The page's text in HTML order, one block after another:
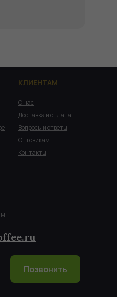
КЛИЕНТАМ
О нас
Доставка и оплата
Вопросы и ответы
Оптовикам
Контакты
Позвонить